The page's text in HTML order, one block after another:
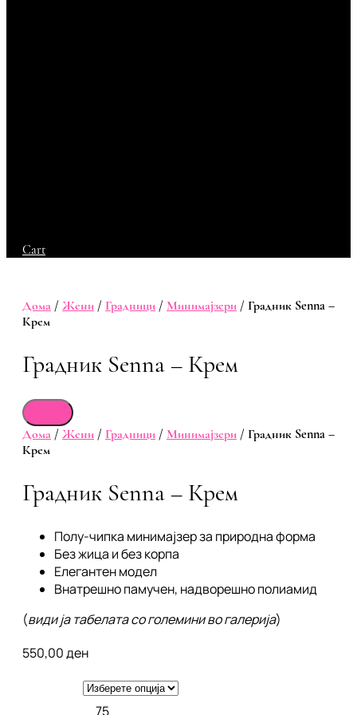
Cart
Дома / Жени / Градници / Минимајзери / Градник Senna –
Крем
Градник Senna – Крем
Дома / Жени / Градници / Минимајзери / Градник Senna –
Крем
Градник Senna – Крем
Полу-чипка минимајзер за природна форма
Без жица и без корпа
Елегантен модел
Внатрешно памучен, надворешно полиамид
(види ја табелата со големини во галерија)
550,00ден
75